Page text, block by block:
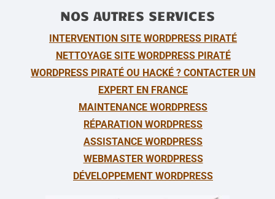
NOS AUTRES SERVICES
INTERVENTION SITE WORDPRESS PIRATÉ
NETTOYAGE SITE WORDPRESS PIRATÉ
WORDPRESS PIRATÉ OU HACKÉ ? CONTACTER UN
EXPERT EN FRANCE
MAINTENANCE WORDPRESS
RÉPARATION WORDPRESS
ASSISTANCE WORDPRESS
WEBMASTER WORDPRESS
DÉVELOPPEMENT WORDPRESS